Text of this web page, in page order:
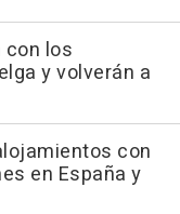
los
y volverán a
con
en España y